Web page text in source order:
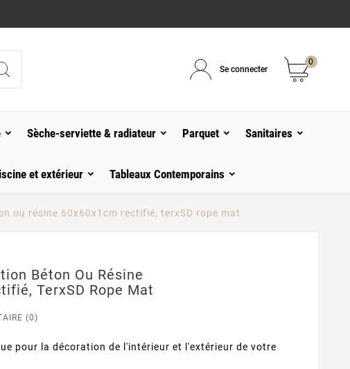
Se connecter
0
Sèche-serviette & radiateur Parquet Sanitaires
et extérieur Tableaux Contemporains
ou résine 60x60x1cm rectifié, terxSD rope mat
Béton Ou Résine
TerxSD Rope Mat
(0)
pour la décoration de l'intérieur et l'extérieur de votre